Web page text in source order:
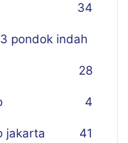
34
pondok indah
28
4
jakarta 41